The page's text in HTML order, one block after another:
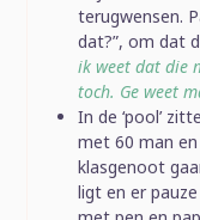
terugwensen.
dat?”, om dat
ik weet dat die
toch. Ge weet
In de ‘pool’
met 60 man
klasgenoot
ligt en er